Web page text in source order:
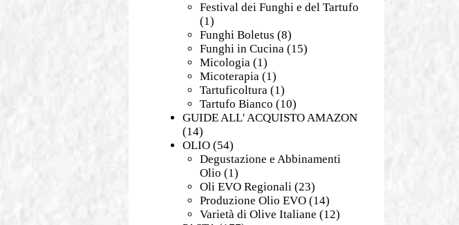
Festival dei Funghi e del Tartufo
(1)
Funghi Boletus (8)
Funghi in Cucina (15)
Micologia (1)
Micoterapia (1)
Tartuficoltura (1)
Tartufo Bianco (10)
GUIDE ALL' ACQUISTO AMAZON
(14)
OLIO(54)
Degustazione e Abbinamenti
Olio (1)
Oli EVO Regionali (23)
Produzione Olio EVO(14)
Varietà di Olive Italiane (12)